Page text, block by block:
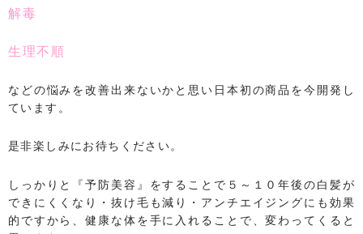
解毒
生理不順
などの悩みを改善出来ないかと思い日本初の商品を今開発し
ています。
是非楽しみにお待ちください。
しっかりと『予防美容』をすることで５～１０年後の白髪が
できにくくなり・抜け毛も減り・アンチエイジングにも効果
的ですから、健康な体を手に入れることで、変わってくると